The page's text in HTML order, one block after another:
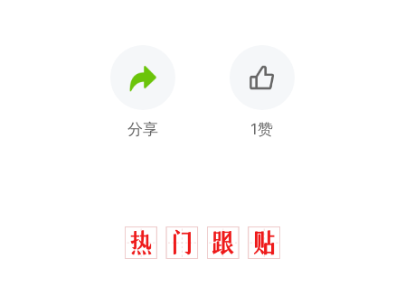
分享 1赞